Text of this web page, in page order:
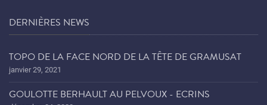
DERNIÈRES NEWS
TOPO DE LA FACE NORD DE LA TÊTE DE GRAMUSAT
janvier 29, 2021
GOULOTTE BERHAULT AU PELVOUX - ECRINS